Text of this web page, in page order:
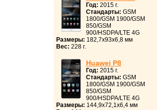
Год: 2015 г.
Стандарты: GSM
1800/GSM 1900/GSM
850/GSM
900/HSDPA/LTE 4G
Размеры: 182,7x93x6,8 мм
Вес: 228 г.
Huawei P8
Год: 2015 г.
Стандарты: GSM
1800/GSM 1900/GSM
850/GSM
900/HSDPA/LTE 4G
Размеры: 144,9x72,1x6,4 мм